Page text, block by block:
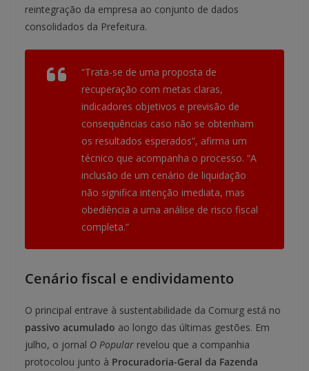
reintegração da empresa ao conjunto de dados
consolidados da Prefeitura.
“Trata-se de uma proposta de
recuperação com metas claras,
indicadores objetivos e previsão de
consequências caso não se obtenham
os resultados esperados”, afirma um
técnico que acompanha o processo. “A
inclusão de um cenário de liquidação
não significa intenção imediata, mas
obediência a uma análise de risco fiscal
completa.”
Cenário fiscal e endividamento
O principal entrave à sustentabilidade da Comurg está no
passivo acumulado ao longo das últimas gestões. Em
julho, o jornal O Popular revelou que a companhia
protocolou junto à Procuradoria-Geral da Fazenda